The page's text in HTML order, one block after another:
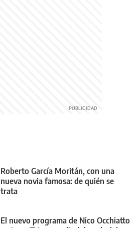
Roberto García Moritán, con una
nueva novia famosa: de quién se
trata
El nuevo programa de Nico Occhiatto